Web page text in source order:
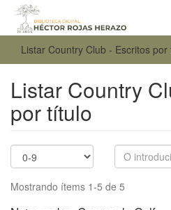
Listar Country Club - Escritos por
Listar Country
por título
Mostrando ítems 1-5 de 5